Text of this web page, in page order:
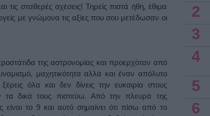
τις σταθερές σχέσεις! Τηρείς πιστά ήθη, έθιμα
με γνώμονα τις αξίες που σου μετέδωσαν οι
της αστρονομίας και προερχόταν από
μαχητικότητα αλλά και έναν απόλυτο
όλα και δεν δίνεις την ευκαιρία στους
δικά τους πιστεύω. Από την πλευρά της
το 9 και αυτό σημαίνει ότι πίσω από το
2
3
4
5
6